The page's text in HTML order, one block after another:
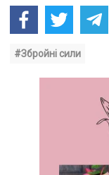
#Збройні сили